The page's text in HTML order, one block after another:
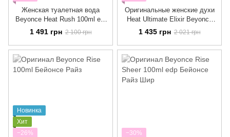
Женская туалетная вода
Beyonce Heat Rush 100ml edt
(чувственный, чарующий,
игривый, яркий аромат)
1 491 грн 2 100 грн
Оригинальные женские духи
Heat Ultimate Elixir Beyonce
100ml edp (соблазнительный,
чувственный, сексуальный)
1 435 грн 2 021 грн
Новинка
Хит
−26%
−30%